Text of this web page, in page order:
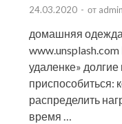
24.03.2020 - от admin
домашняя одежда
удаленке»
приспособиться:
распределить
время …